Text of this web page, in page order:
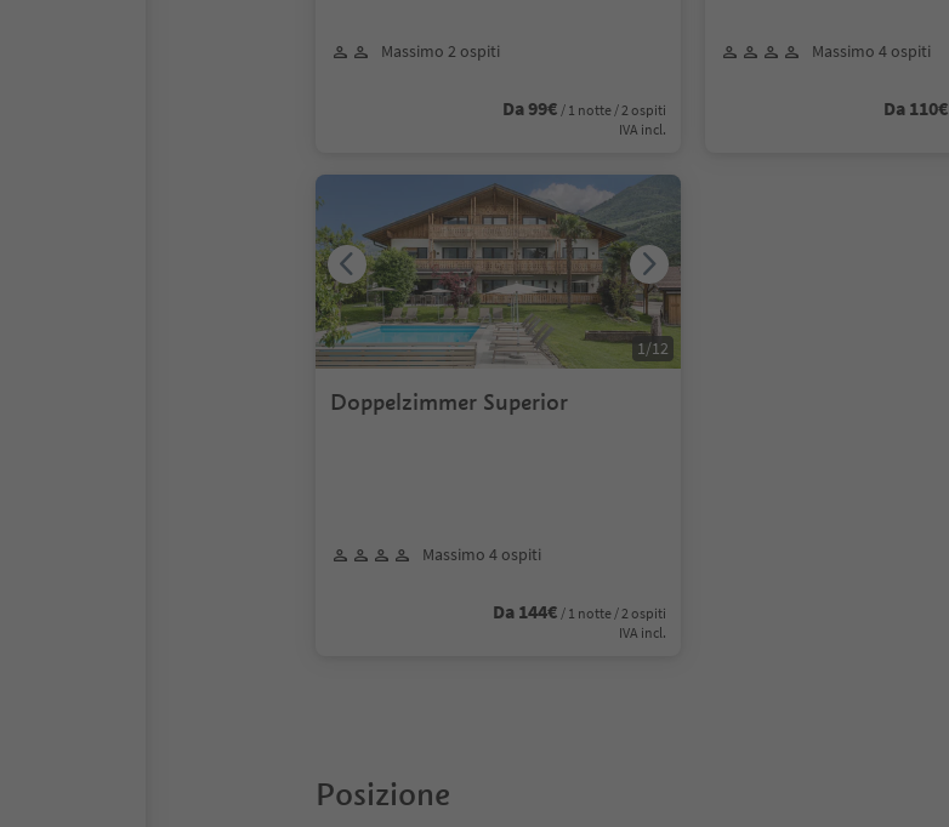
Massimo 2 ospiti
Da 99€ / 1 notte / 2 ospiti
IVA incl.
Massimo 4 ospiti
Da 110€
Doppelzimmer Superior
Massimo 4 ospiti
Da 144€ / 1 notte / 2 ospiti
IVA incl.
1/12
Posizione